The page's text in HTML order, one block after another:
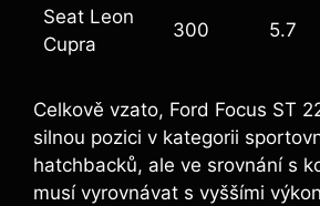
Seat Leon
Cupra
300 5.7
Celkově vzato, Ford Focus ST
silnou pozici v kategorii
hatchbacků, ale ve srovnání s
musí vyrovnávat s vyššími